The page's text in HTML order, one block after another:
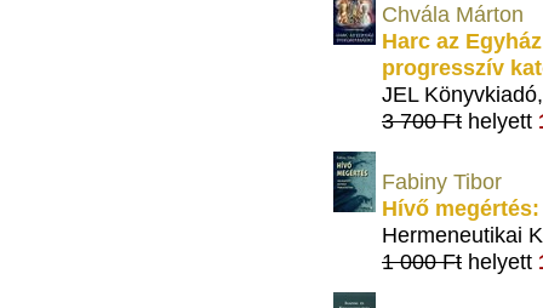
Chvála Márton
Harc az
progresszív
JEL
3 700 Ft helyett
Fabiny Tibor
Hívő
Hermeneutikai
1 000 Ft helyett